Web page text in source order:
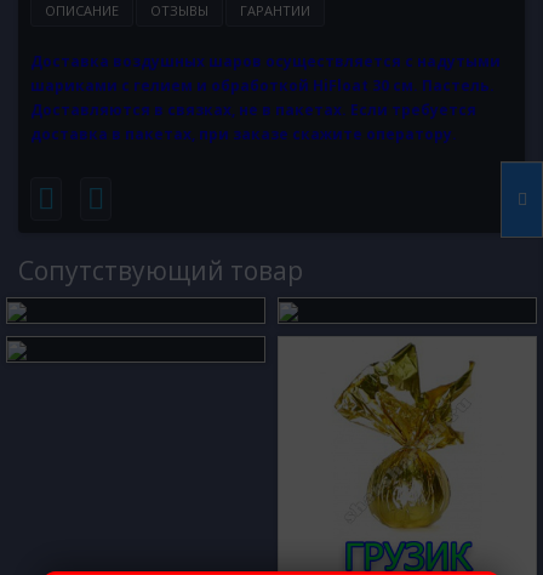
ОПИСАНИЕ ОТЗЫВЫ ГАРАНТИИ
Доставка воздушных шаров осуществляется с надутыми
шариками с гелием и обработкой HiFloat 30 см. Пастель.
Доставляются в связках, не в пакетах. Если требуется
доставка в пакетах, при заказе скажите оператору.
Cопутствующий товар